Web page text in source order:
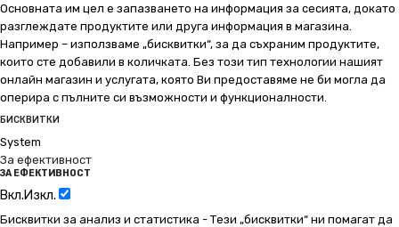
Основната им цел е запазването на информация за сесията, докато
разглеждате продуктите или друга информация в магазина.
Например – използваме „бисквитки“, за да съхраним продуктите,
които сте добавили в количката. Без този тип технологии нашият
онлайн магазин и услугата, която Ви предоставяме не би могла да
оперира с пълните си възможности и функционалности.
БИСКВИТКИ
System
За ефективност
ЗА ЕФЕКТИВНОСТ
Вкл.Изкл.
Бисквитки за анализ и статистика - Тези „бисквитки“ ни помагат да